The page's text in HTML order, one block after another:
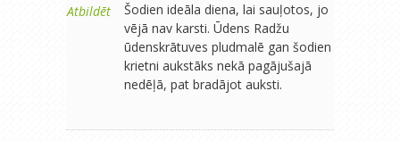
Atbildēt
Šodien ideāla diena, lai sauļotos, jo
vējā nav karsti. Ūdens Radžu
ūdenskrātuves pludmalē gan šodien
krietni aukstāks nekā pagājušajā
nedēļā, pat bradājot auksti.